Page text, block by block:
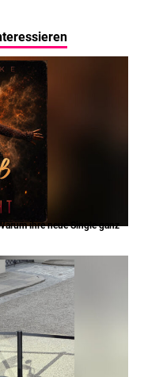
ihre neue Single ganz